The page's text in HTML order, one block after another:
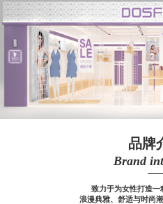
品牌
Brand
致力于为女性打造一
浪漫典雅、舒适与时尚